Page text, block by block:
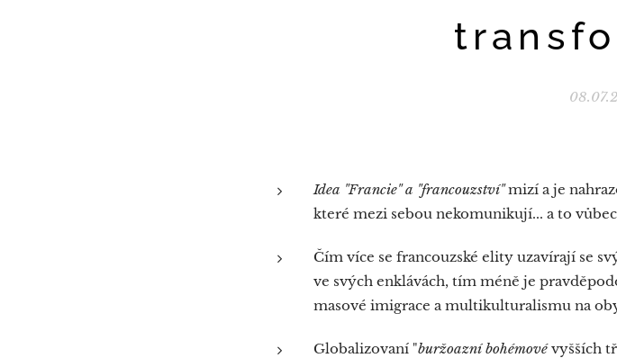
Idea "Francie" a "francouzství"mizí a je
které mezi sebou nekomunikují... a to
Čím více se francouzské elity uzavírají se
ve svých enklávách, tím méně je
masové imigrace a multikulturalismu na
Globalizovaní "buržoazní bohémovévyšších